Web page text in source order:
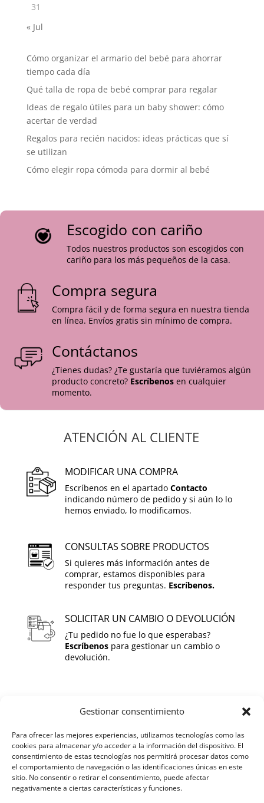
Gestionar consentimiento
Para ofrecer las mejores experiencias, utilizamos tecnologías como las
cookies para almacenar y/o acceder a la información del dispositivo. El
consentimiento de estas tecnologías nos permitirá procesar datos como
el comportamiento de navegación o las identificaciones únicas en este
sitio. No consentir o retirar el consentimiento, puede afectar
negativamente a ciertas características y funciones.
31
« Jul
Cómo organizar el armario del bebé para ahorrar
tiempo cada día
Qué talla de ropa de bebé comprar para regalar
Ideas de regalo útiles para un baby shower: cómo
acertar de verdad
Regalos para recién nacidos: ideas prácticas que sí
se utilizan
Cómo elegir ropa cómoda para dormir al bebé
Escogido con cariño
Todos nuestros productos son escogidos con
cariño para los más pequeños de la casa.
Compra segura
Compra fácil y de forma segura en nuestra tienda
en línea. Envíos gratis sin mínimo de compra.
Contáctanos
¿Tienes dudas? ¿Te gustaría que tuviéramos algún
producto concreto? Escríbenos en cualquier
momento.
ATENCIÓN AL CLIENTE
MODIFICAR UNA COMPRA
Escríbenos en el apartado Contacto
indicando número de pedido y si aún lo lo
hemos enviado, lo modificamos.
CONSULTAS SOBRE PRODUCTOS
Si quieres más información antes de
comprar, estamos disponibles para
responder tus preguntas. Escríbenos.
SOLICITAR UN CAMBIO O DEVOLUCIÓN
¿Tu pedido no fue lo que esperabas?
Escríbenospara gestionar un cambio o
devolución.
SOBRE GUSINOS
HOME
QUIENES SOMOS
TIENDA